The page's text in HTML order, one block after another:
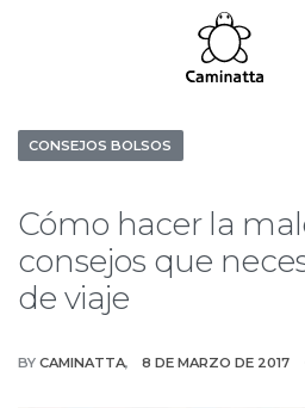
CONSEJOS BOLSOS
Cómo hacer la
consejos que
de viaje
BY CAMINATTA 8 DE MARZO DE 2017